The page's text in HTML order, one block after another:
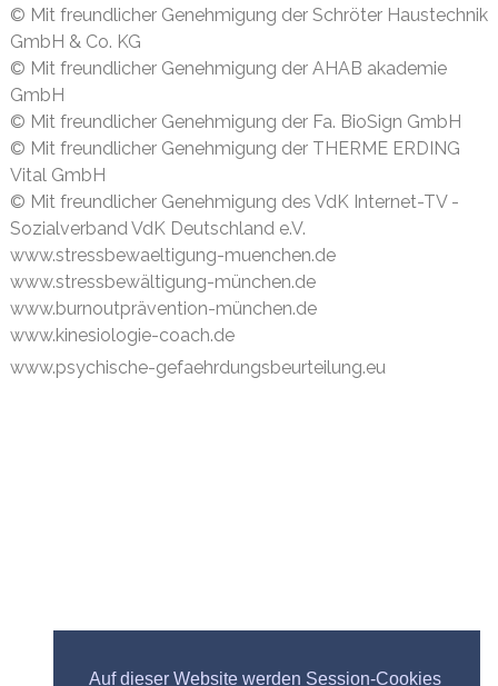
Auf dieser Website werden Session-Cookies
© Mit freundlicher Genehmigung der Schröter Haustechnik
GmbH & Co. KG
© Mit freundlicher Genehmigung der AHAB akademie
GmbH
© Mit freundlicher Genehmigung der Fa. BioSign GmbH
© Mit freundlicher Genehmigung der THERME ERDING
Vital GmbH
© Mit freundlicher Genehmigung des VdK Internet-TV -
Sozialverband VdK Deutschland e.V.
www.stressbewaeltigung-muenchen.de
www.stressbewältigung-münchen.de
www.burnoutprävention-münchen.de
www.kinesiologie-coach.de
www.psychische-gefaehrdungsbeurteilung.eu